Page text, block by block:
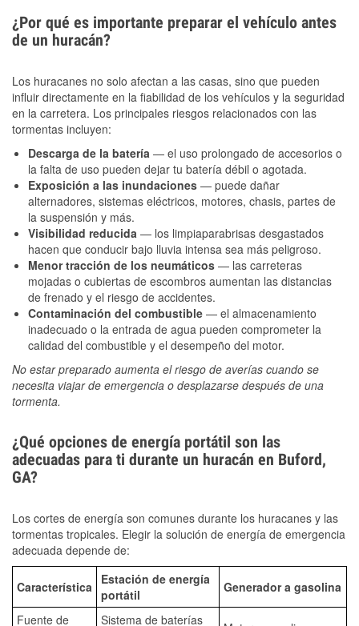
¿Por qué es importante preparar el vehículo antes
de un huracán?
Los huracanes no solo afectan a las casas, sino que pueden
influir directamente en la fiabilidad de los vehículos y la seguridad
en la carretera. Los principales riesgos relacionados con las
tormentas incluyen:
Descarga de la batería — el uso prolongado de accesorios o
la falta de uso pueden dejar tu batería débil o agotada.
Exposición a las inundaciones — puede dañar
alternadores, sistemas eléctricos, motores, chasis, partes de
la suspensión y más.
Visibilidad reducida — los limpiaparabrisas desgastados
hacen que conducir bajo lluvia intensa sea más peligroso.
Menor tracción de los neumáticos — las carreteras
mojadas o cubiertas de escombros aumentan las distancias
de frenado y el riesgo de accidentes.
Contaminación del combustible — el almacenamiento
inadecuado o la entrada de agua pueden comprometer la
calidad del combustible y el desempeño del motor.
No estar preparado aumenta el riesgo de averías cuando se
necesita viajar de emergencia o desplazarse después de una
tormenta.
¿Qué opciones de energía portátil son las
adecuadas para ti durante un huracán en Buford,
GA?
Los cortes de energía son comunes durante los huracanes y las
tormentas tropicales. Elegir la solución de energía de emergencia
adecuada depende de:
Característica
Estación de energía
portátil
Generador a gasolina
Fuente de Sistema de baterías